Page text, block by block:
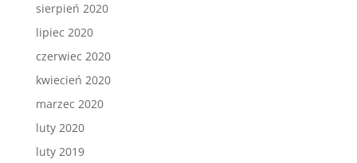
sierpień 2020
lipiec 2020
czerwiec 2020
kwiecień 2020
marzec 2020
luty 2020
luty 2019